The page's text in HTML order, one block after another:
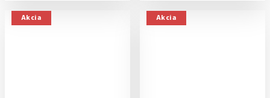
Akcia Akcia